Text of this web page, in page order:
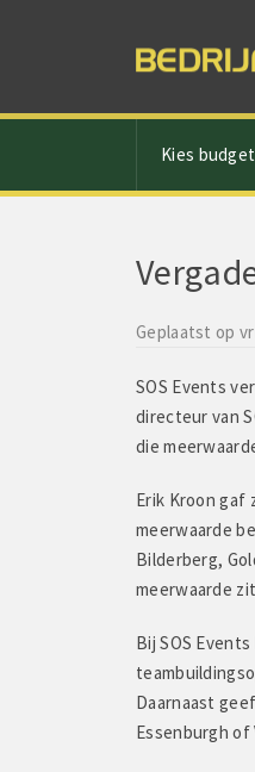
Kies budget
Geplaatst op
SOS Events
directeur van
die
Erik Kroon gaf
meerwaarde
Bilderberg,
meerwaarde
Bij SOS
Daarnaast
Essenburgh